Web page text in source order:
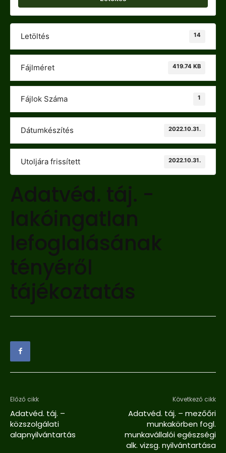
Letöltés 14
Fájlméret 419.74 KB
Fájlok Száma 1
Dátumkészítés 2022.10.31.
Utoljára frissített 2022.10.31.
Adatvéd. táj. -
lakóingatlan
lefoglalásának
tényéről
tájékoztatás
Előző cikk
Adatvéd. táj. –
közszolgálati
alapnyilvántartás
Következő cikk
Adatvéd. táj. – mezőőri
munkakörben fogl.
munkavállalói egészségi
alk. vizsg. nyilvántartása